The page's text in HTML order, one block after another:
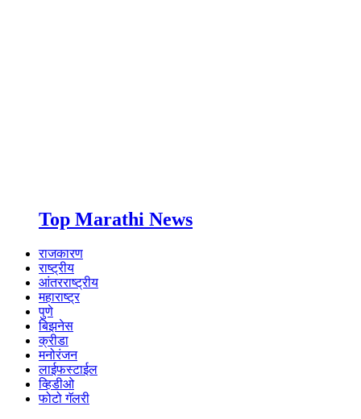
Top Marathi News
राजकारण
राष्ट्रीय
आंतरराष्ट्रीय
महाराष्ट्र
पुणे
बिझनेस
क्रीडा
मनोरंजन
लाईफस्टाईल
व्हिडीओ
फोटो गॅलरी